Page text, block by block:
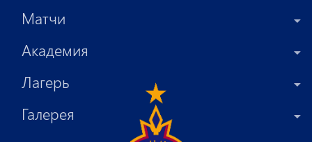
Матчи
Академия
Лагерь
Галерея